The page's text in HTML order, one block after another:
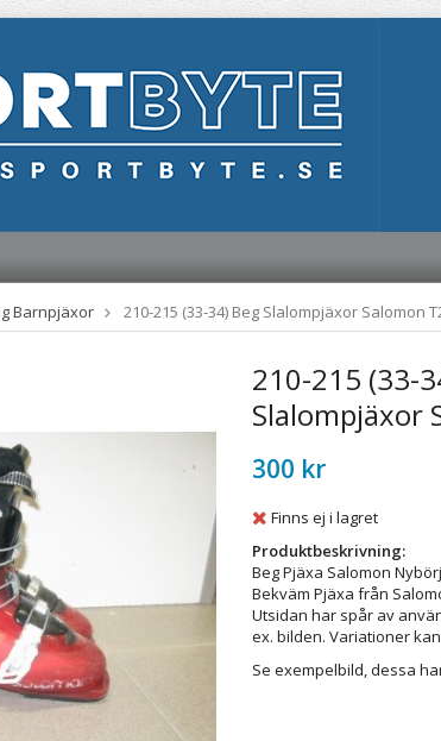
Barnpjäxor 210-215 (33-34) Beg Slalompjäxor Salomon
210-215 (33-
Slalompjäxor
300 kr
Finns ej i lagret
Produktbeskrivning:
Beg Pjäxa Salomon
Bekväm Pjäxa från
Utsidan har spår av
ex. bilden. Variationer
Se exempelbild, dessa